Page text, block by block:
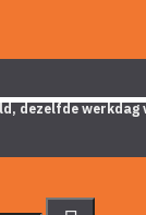
dezelfde werkdag